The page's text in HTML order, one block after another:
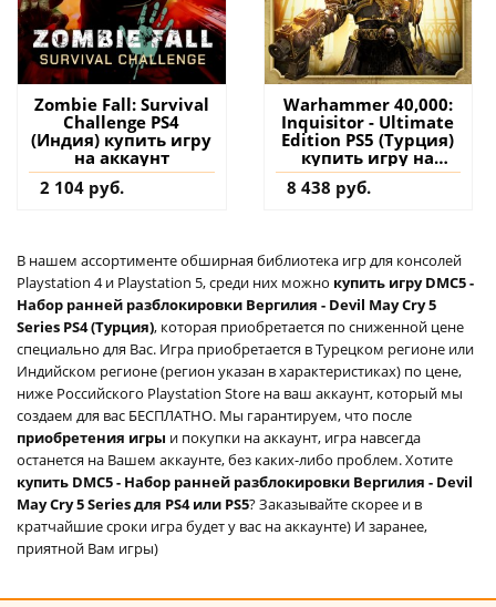
Zombie Fall: Survival
Challenge PS4
(Индия) купить игру
на аккаунт
2 104 руб.
Warhammer 40,000:
Inquisitor - Ultimate
Edition PS5 (Турция)
купить игру на
аккаунт
8 438 руб.
В нашем ассортименте обширная библиотека игр для консолей
Playstation 4 и Playstation 5, среди них можно купить игру DMC5 -
Набор ранней разблокировки Вергилия - Devil May Cry 5
Series PS4 (Турция), которая приобретается по сниженной цене
специально для Вас. Игра приобретается в Турецком регионе или
Индийском регионе (регион указан в характеристиках) по цене,
ниже Российского Playstation Store на ваш аккаунт, который мы
создаем для вас БЕСПЛАТНО. Мы гарантируем, что после
приобретения игры и покупки на аккаунт, игра навсегда
останется на Вашем аккаунте, без каких-либо проблем. Хотите
купить DMC5 - Набор ранней разблокировки Вергилия - Devil
May Cry 5 Series для PS4 или PS5? Заказывайте скорее и в
кратчайшие сроки игра будет у вас на аккаунте) И заранее,
приятной Вам игры)